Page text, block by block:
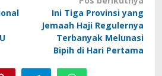
Ini Tiga Provinsi yang
Jemaah Haji Regulernya
Terbanyak Melunasi
Bipih di Hari Pertama